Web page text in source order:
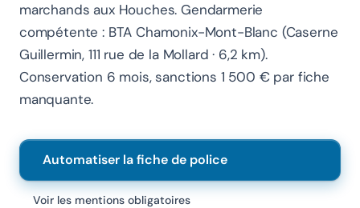
marchands aux Houches. Gendarmerie
compétente : BTA Chamonix-Mont-Blanc (Caserne
Guillermin, 111 rue de la Mollard · 6,2 km).
Conservation 6 mois, sanctions 1 500 € par fiche
manquante.
Automatiser la fiche de police
Voir les mentions obligatoires
Chanlify Assistant
En ligne · Online
Bonjour 👋 Je suis l'assistant Chanlify. Comment puis-